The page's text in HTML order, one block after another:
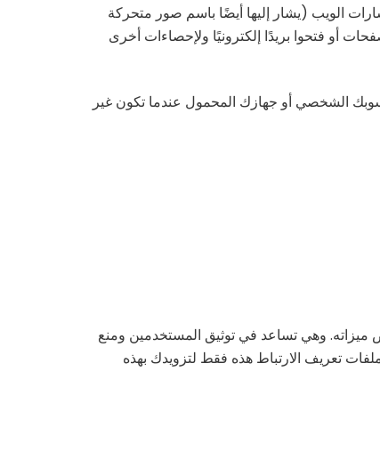
الويب (يشار إليها أيضًا باسم صور متحركة
أو فتحوا بريدًا إلكترونيًا ولإحصاءات أخرى
الشخصي أو جهازك المحمول عندما تكون غير
ميزاته. وهي تساعد في توثيق المستخدمين ومنع
تعريف الارتباط هذه فقط لتزويدك بهذه